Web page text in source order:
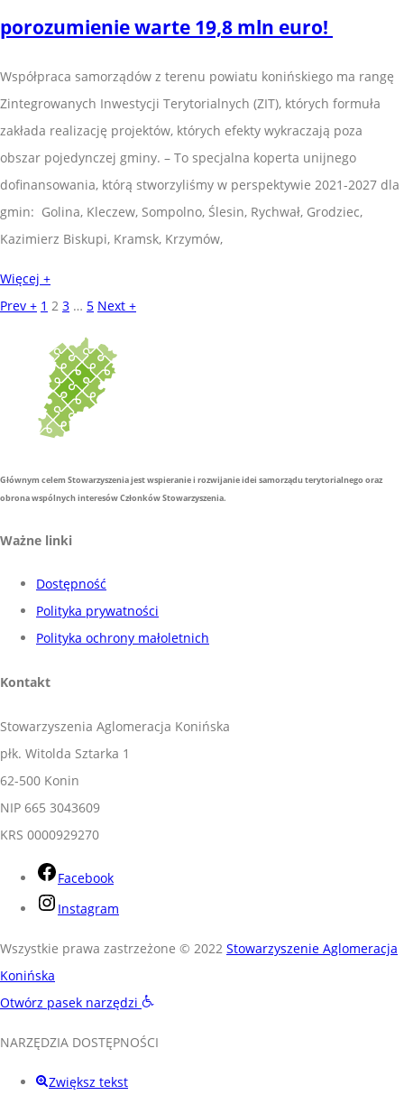
porozumienie warte 19,8 mln euro!
Współpraca samorządów z terenu powiatu konińskiego ma rangę
Zintegrowanych Inwestycji Terytorialnych (ZIT), których formuła
zakłada realizację projektów, których efekty wykraczają poza
obszar pojedynczej gminy. – To specjalna koperta unijnego
dofinansowania, którą stworzyliśmy w perspektywie 2021-2027 dla
gmin: Golina, Kleczew, Sompolno, Ślesin, Rychwał, Grodziec,
Kazimierz Biskupi, Kramsk, Krzymów,
Więcej +
Prev + 1 2 3 … 5 Next +
Głównym celem Stowarzyszenia jest wspieranie i rozwijanie idei samorządu terytorialnego oraz
obrona wspólnych interesów Członków Stowarzyszenia.
Ważne linki
Dostępność
Polityka prywatności
Polityka ochrony małoletnich
Kontakt
Stowarzyszenia Aglomeracja Konińska
płk. Witolda Sztarka 1
62-500 Konin
NIP 665 3043609
KRS 0000929270
Facebook
Instagram
Wszystkie prawa zastrzeżone © 2022 Stowarzyszenie Aglomeracja
Konińska
Otwórz pasek narzędzi
NARZĘDZIA DOSTĘPNOŚCI
Zwiększ tekst